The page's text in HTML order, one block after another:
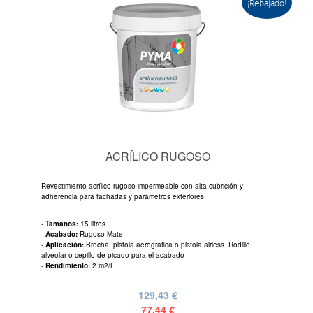
¡Rebajado!
ACRÍLICO RUGOSO
Revestimiento acrílico rugoso impermeable con alta cubrición y
adherencia para fachadas y parámetros exteriores
- Tamaños: 15 litros
- Acabado: Rugoso Mate
- Aplicación: Brocha, pistola aerográfica o pistola airless. Rodillo
alveolar o cepillo de picado para el acabado
- Rendimiento: 2 m2/L.
129,43 €
77,44 €